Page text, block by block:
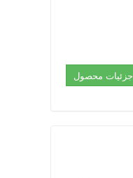
جزئیات محصول